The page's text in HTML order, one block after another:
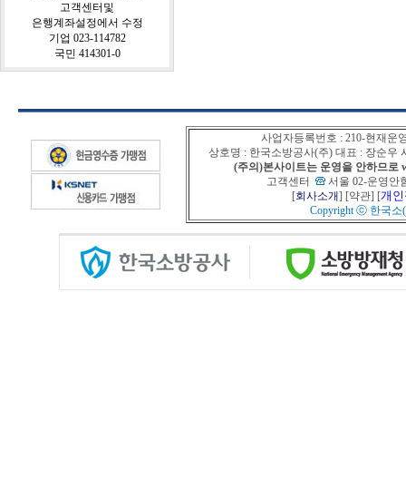
고객센터및
은행계좌설정에서 수정
기업 023-114782
국민 414301-0
사업자등록번호 : 210-현재운
상호명 : 한국소방공사(주) 대표 : 장순우
(주의)본사이트는 운영을 안하므로
고객센터
서울 02-운영안
[회사소개] [약관] [개
Copyright ⓒ 한국소